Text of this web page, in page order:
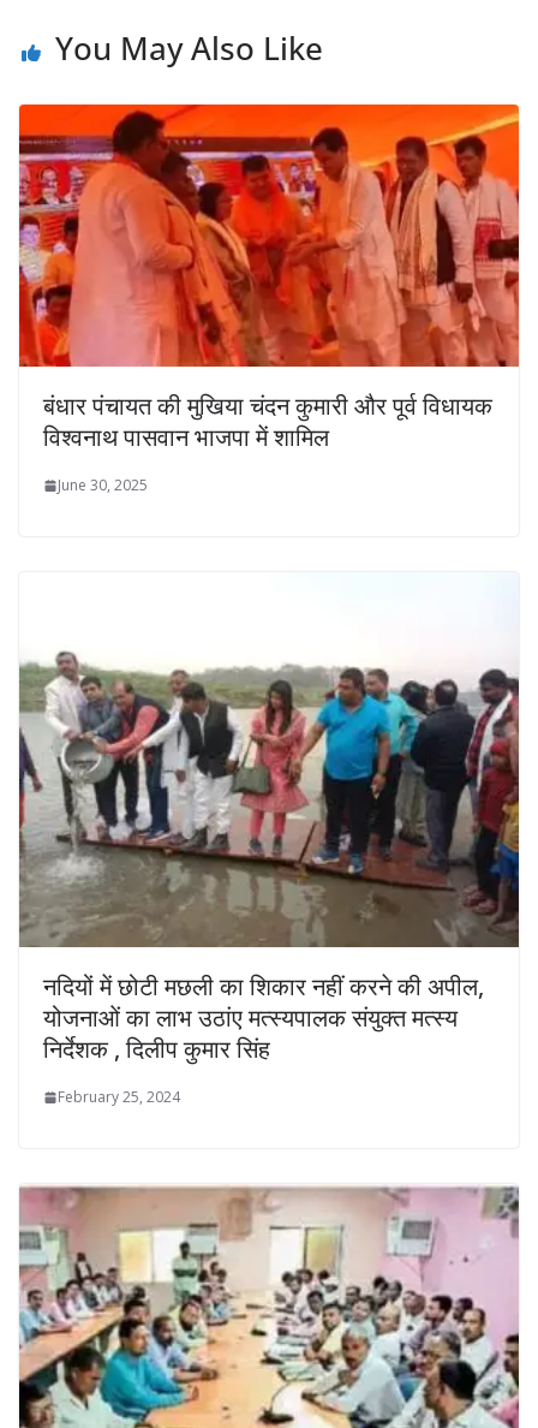
You May Also Like
बंधार पंचायत की मुखिया चंदन कुमारी और पूर्व विधायक
विश्वनाथ पासवान भाजपा में शामिल
June 30, 2025
नदियों में छोटी मछली का शिकार नहीं करने की अपील,
योजनाओं का लाभ उठांए मत्स्यपालक संयुक्त मत्स्य
निर्देशक , दिलीप कुमार सिंह
February 25, 2024